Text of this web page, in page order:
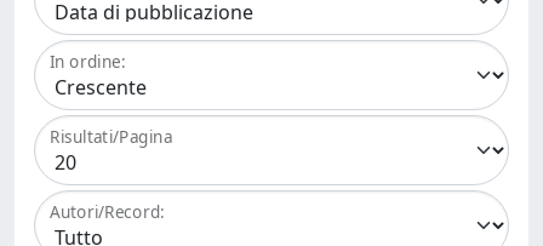
In ordine:
Risultati/Pagina
Autori/Record: